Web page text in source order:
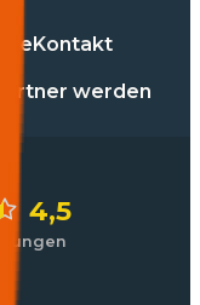
Kontakt
Partner werden
4,5